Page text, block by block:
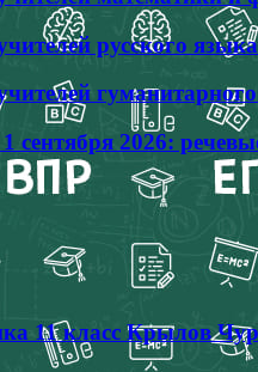
русского языка
гуманитарного
сентября 2026:
11 класс Крылов